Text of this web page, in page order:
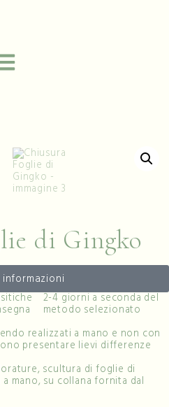
di Gingko
informazioni
2-4 giorni a seconda del
metodo selezionato
realizzati a mano e non con
presentare lievi differenze
scultura di foglie di
mano, su collana fornita dal